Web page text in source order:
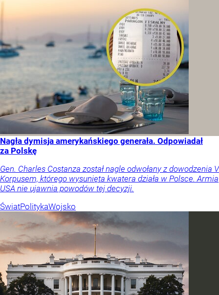
Nagła dymisja amerykańskiego generała. Odpowiadał
za Polskę
Gen. Charles Costanza został nagle odwołany z dowodzenia V
Korpusem, którego wysunięta kwatera działa w Polsce. Armia
USA nie ujawnia powodów tej decyzji.
ŚwiatPolitykaWojsko